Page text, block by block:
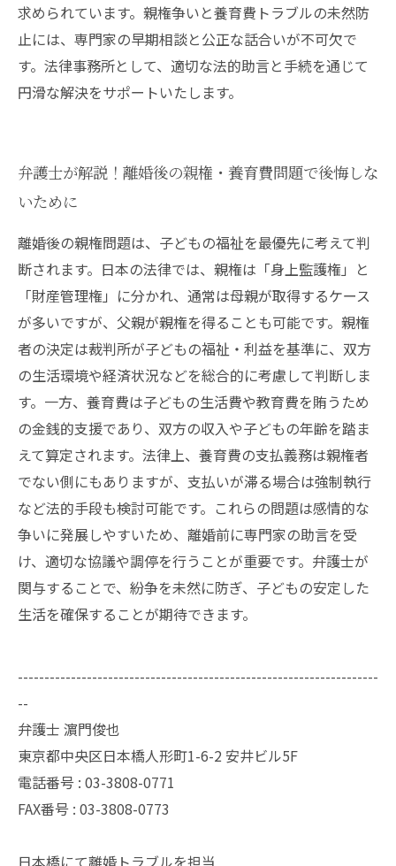
求められています。親権争いと養育費トラブルの未然防
止には、専門家の早期相談と公正な話合いが不可欠で
す。法律事務所として、適切な法的助言と手続を通じて
円滑な解決をサポートいたします。
弁護士が解説！離婚後の親権・養育費問題で後悔しな
いために
離婚後の親権問題は、子どもの福祉を最優先に考えて判
断されます。日本の法律では、親権は「身上監護権」と
「財産管理権」に分かれ、通常は母親が取得するケース
が多いですが、父親が親権を得ることも可能です。親権
者の決定は裁判所が子どもの福祉・利益を基準に、双方
の生活環境や経済状況などを総合的に考慮して判断しま
す。一方、養育費は子どもの生活費や教育費を賄うため
の金銭的支援であり、双方の収入や子どもの年齢を踏ま
えて算定されます。法律上、養育費の支払義務は親権者
でない側にもありますが、支払いが滞る場合は強制執行
など法的手段も検討可能です。これらの問題は感情的な
争いに発展しやすいため、離婚前に専門家の助言を受
け、適切な協議や調停を行うことが重要です。弁護士が
関与することで、紛争を未然に防ぎ、子どもの安定した
生活を確保することが期待できます。
--------------------------------------------------------------------
--
弁護士 濵門俊也
東京都中央区日本橋人形町1-6-2 安井ビル5F
電話番号 : 03-3808-0771
FAX番号 : 03-3808-0773
日本橋にて離婚トラブルを担当